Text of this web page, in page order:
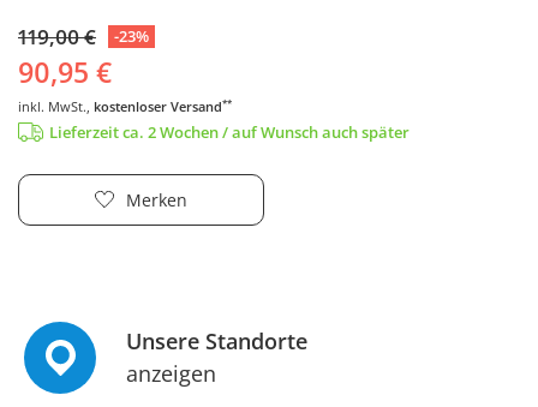
119,00 €
-23%
90,95 €
inkl. MwSt., kostenloser Versand**
Lieferzeit ca. 2 Wochen / auf Wunsch auch später
Merken
Unsere Standorte
anzeigen